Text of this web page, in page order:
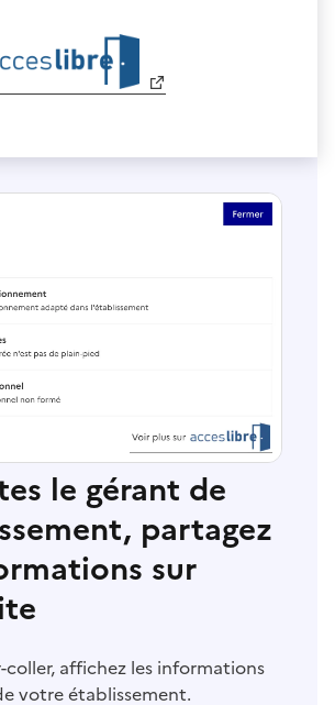
le gérant de
partagez
sur
coller, affichez les informations
votre établissement.